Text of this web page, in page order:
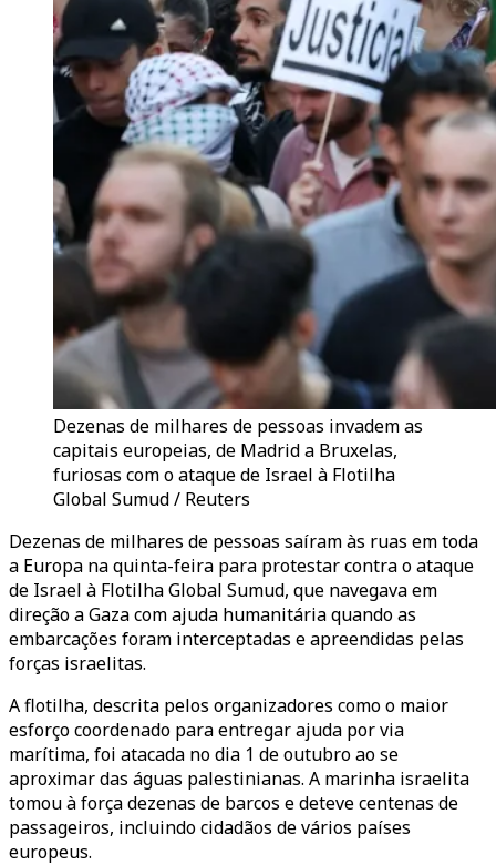
Dezenas de milhares de pessoas invadem as
capitais europeias, de Madrid a Bruxelas,
furiosas com o ataque de Israel à Flotilha
Global Sumud / Reuters
Dezenas de milhares de pessoas saíram às ruas em toda
a Europa na quinta-feira para protestar contra o ataque
de Israel à Flotilha Global Sumud, que navegava em
direção a Gaza com ajuda humanitária quando as
embarcações foram interceptadas e apreendidas pelas
forças israelitas.
A flotilha, descrita pelos organizadores como o maior
esforço coordenado para entregar ajuda por via
marítima, foi atacada no dia 1 de outubro ao se
aproximar das águas palestinianas. A marinha israelita
tomou à força dezenas de barcos e deteve centenas de
passageiros, incluindo cidadãos de vários países
europeus.